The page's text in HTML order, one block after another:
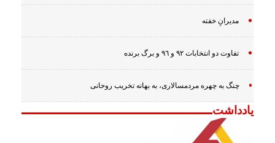
مدیرانِ خفته
تفاوت دو انتخابات ٩٢ و ٩٦ و برگ برنده
چنگ به چهره مردمسالاری، به بهانه تخریب روحانی
یادداشت